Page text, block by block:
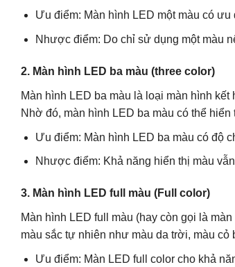
Ưu điểm: Màn hình LED một màu có
Nhược điểm: Do chỉ sử dụng một màu
2. Màn hình LED ba màu (three color)
Màn hình LED ba màu là loại màn hình
Nhờ đó, màn hình LED ba màu có thể
Ưu điểm: Màn hình LED ba màu có độ
Nhược điểm: Khả năng hiển thị màu
3. Màn hình LED full màu (Full color)
Màn hình LED full màu (hay còn gọi là
màu sắc tự nhiên như màu da trời, màu
Ưu điểm: Màn LED full color cho khả